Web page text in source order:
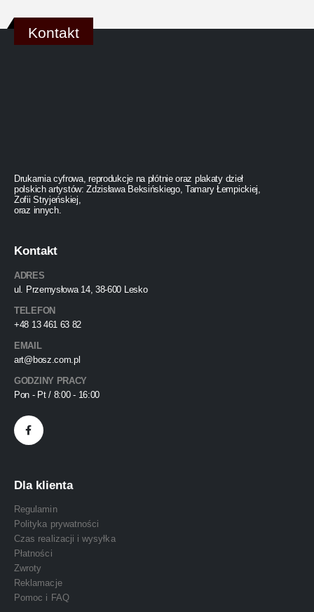
Kontakt
Drukarnia cyfrowa, reprodukcje na płótnie oraz plakaty dzieł
polskich artystów: Zdzisława Beksińskiego, Tamary Łempickiej,
Zofii Stryjeńskiej,
oraz innych.
Kontakt
ADRES
ul. Przemysłowa 14, 38-600 Lesko
TELEFON
+48 13 461 63 82
EMAIL
art@bosz.com.pl
GODZINY PRACY
Pon - Pt / 8:00 - 16:00
Dla klienta
Regulamin
Polityka prywatności
Czas realizacji i wysyłka
Płatności
Zwroty
Reklamacje
Pomoc i FAQ